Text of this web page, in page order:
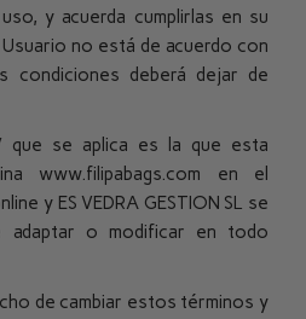
y acuerda cumplirlas en su
no está de acuerdo con
condiciones deberá dejar de
que se aplica es la que esta
www.filipabags.com en el
y ES VEDRA GESTION SL se
adaptar o modificar en todo
de cambiar estos términos y